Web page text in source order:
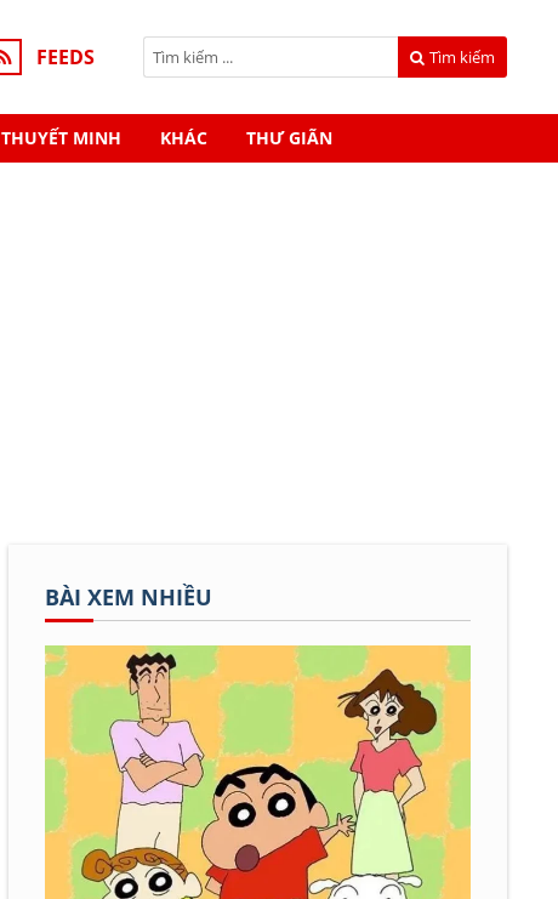
FEEDS Tìm kiếm
THUYẾT MINH KHÁC THƯ GIÃN
BÀI XEM NHIỀU